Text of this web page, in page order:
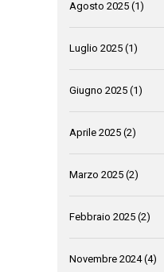
Agosto 2025 (1)
Luglio 2025 (1)
Giugno 2025 (1)
Aprile 2025 (2)
Marzo 2025 (2)
Febbraio 2025 (2)
Novembre 2024(4)